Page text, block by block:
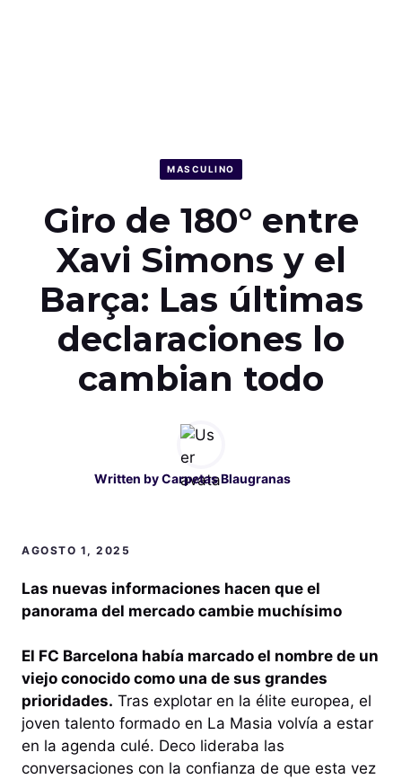
MASCULINO
Giro de 180° entre
Xavi Simons y el
Barça: Las últimas
declaraciones lo
cambian todo
Written byCarpetas Blaugranas
AGOSTO 1, 2025
Las nuevas informaciones hacen que el
panorama del mercado cambie muchísimo
El FC Barcelona había marcado el nombre de un
viejo conocido como una de sus grandes
prioridades. Tras explotar en la élite europea, el
joven talento formado en La Masia volvía a estar
en la agenda culé. Deco lideraba las
conversaciones con la confianza de que esta vez